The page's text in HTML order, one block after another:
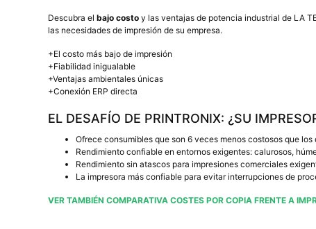
Descubra el bajo costoy las ventajas de potencia industrial de LA
las necesidades de impresión de su empresa.
+El costo más bajo de impresión
+Fiabilidad inigualable
+Ventajas ambientales únicas
+Conexión ERP directa
EL DESAFÍO DE PRINTRONIX: ¿SU
Ofrece consumibles que son 6 veces menos costosos que los
Rendimiento confiable en entornos exigentes: calurosos,
Rendimiento sin atascos para impresiones comerciales
La impresora más confiable para evitar interrupciones de
VER TAMBIÉN COMPARATIVA COSTES POR COPIA FRENTE A